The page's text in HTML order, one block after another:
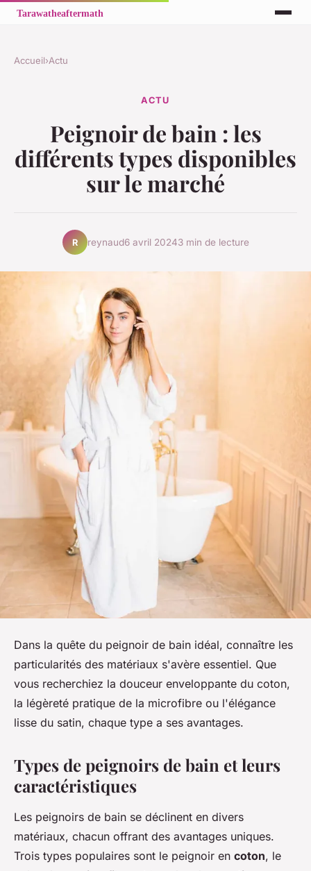
Accueil›Actu
ACTU
Peignoir de bain : les
différents types disponibles
sur le marché
R reynaud6 avril 20243 min de lecture
Dans la quête du peignoir de bain idéal, connaître les
particularités des matériaux s'avère essentiel. Que
vous recherchiez la douceur enveloppante du coton,
la légèreté pratique de la microfibre ou l'élégance
lisse du satin, chaque type a ses avantages.
Types de peignoirs de bain et leurs
caractéristiques
Les peignoirs de bain se déclinent en divers
matériaux, chacun offrant des avantages uniques.
Trois types populaires sont le peignoir en coton, le